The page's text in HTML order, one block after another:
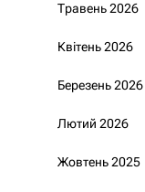
Травень 2026
Квітень 2026
Березень 2026
Лютий 2026
Жовтень 2025